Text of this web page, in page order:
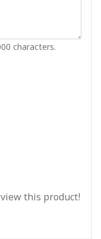
characters.
this product!